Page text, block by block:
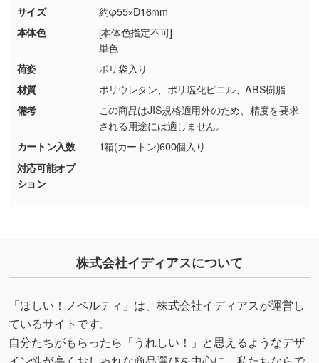
現物支給による色指定も承っております。→
しく見る
・背景がある画像からキャラクター部分だけを
シンプルな背景のデータや、使いたいキャラク
ター部分の輪郭がはっきりしているデータは切
り抜き処理が可能です。→詳しく見る
・持っているデータの背景が足りない／塗り足
しの作り方が分からない
・デザインにQRコードを入れたい／QRコード
URLをご指定いただければ、QRコードを生成
いたします。配置のご相談にも応じています。
→詳しく見る
商品が破損した場合
・商品到着後7日以上経過している場合
・お客様のご都合による返品・交換依頼(商
品・色・数量などの注文間違い等)
サイズ
約φ55×D16mm
本体色
[本体色指定不可]
単色
荷姿
ポリ袋入り
材質
ポリウレタン、ポリ塩化ビニル、ABS樹脂
備考
この商品はJIS規格適用外のため、精度を要求
される用途には適しません。
カートン入数
1箱(カートン)600個入り
対応可能オプ
ション
株式会社イディアスについて
「ほしい！ノベルティ」は、株式会社イディアスが運営し
ているサイトです。
自分たちがもらったら「うれしい！」と思えるようなデザ